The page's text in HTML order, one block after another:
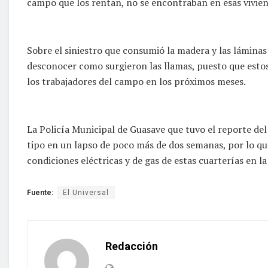
Sobre el siniestro que consumió la madera y las
desconocer como surgieron las llamas, puesto que
los trabajadores del campo en los próximos meses.
La Policía Municipal de Guasave que tuvo el reporte
tipo en un lapso de poco más de dos semanas, por lo
condiciones eléctricas y de gas de estas cuarterías en
Fuente: El Universal
Redacción